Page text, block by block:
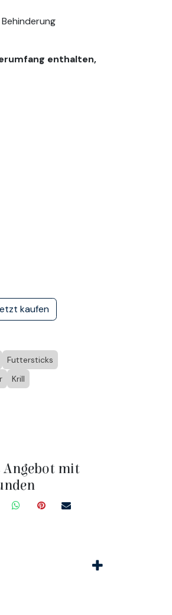
enthalten,
kaufen
Futtersticks
Krill
Angebot mit